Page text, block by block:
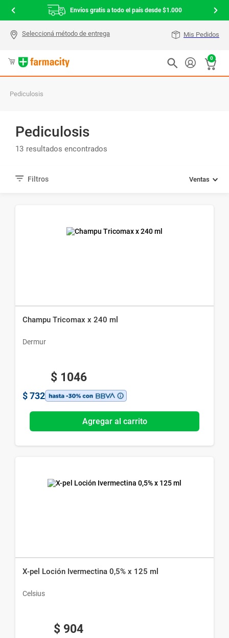
Envíos gratis a todo el país desde $1.000
Mis Pedidos
0
Pediculosis
Pediculosis
13
Ventas
Champu Tricomax x 240 ml
Dermur
$ 1046
$ 732
Agregar al carrito
X-pel Loción Ivermectina 0,5% x 125 ml
Celsius
$ 904